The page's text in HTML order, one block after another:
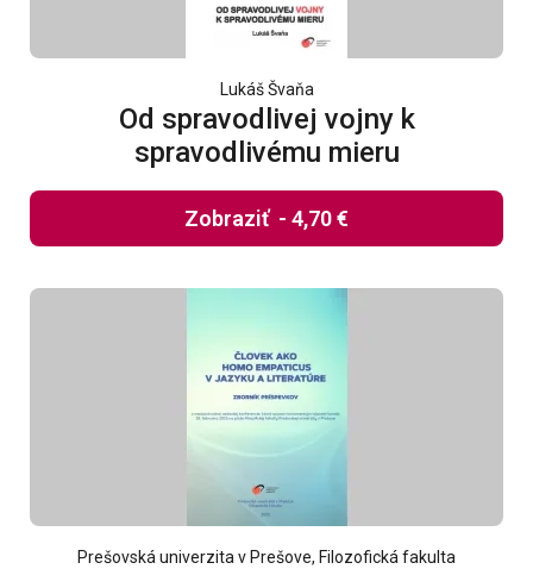
Lukáš Švaňa
Od spravodlivej vojny k
spravodlivému mieru
Zobraziť - 4,70 €
Prešovská univerzita v Prešove, Filozofická fakulta